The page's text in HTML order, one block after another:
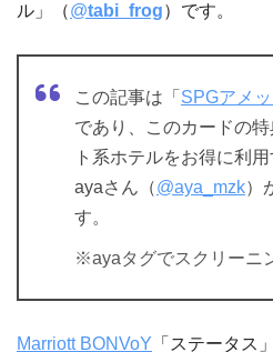
ル」（@tabi_frog）です。
この記事は「 SPGアメ
であり、このカードの
ト系ホテルをお得に利
ayaさん（@aya_mzk）
す。
※ayaタグでスクリーニ
Marriott BONVoY 「ステータス